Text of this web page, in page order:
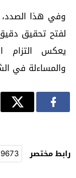
وفي هذا الصدد،
لفتح تحقيق
يعكس التزام
والمساءلة في
رابط مختصر